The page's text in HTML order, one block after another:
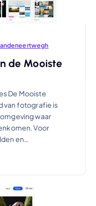
de Mooiste
De Mooiste
van fotografie is
waar
Voor
en…